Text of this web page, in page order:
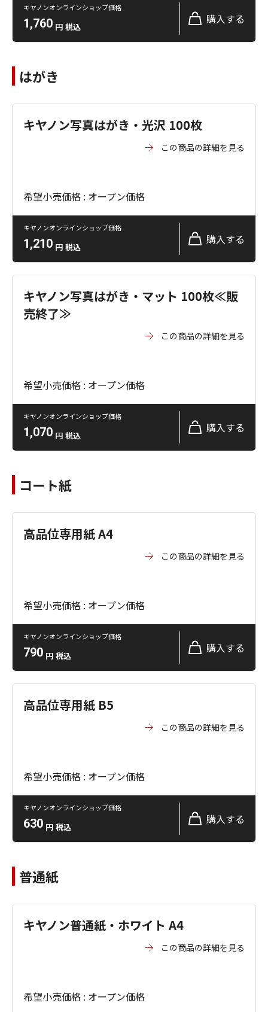
キヤノンオンラインショップ価格
1,760 円 税込
購入する
はがき
キヤノン写真はがき・光沢 100枚
この商品の詳細を見る
希望小売価格 : オープン価格
キヤノンオンラインショップ価格
1,210 円 税込
購入する
キヤノン写真はがき・マット 100枚≪販
売終了≫
この商品の詳細を見る
希望小売価格 : オープン価格
キヤノンオンラインショップ価格
1,070 円 税込
購入する
コート紙
高品位専用紙 A4
この商品の詳細を見る
希望小売価格 : オープン価格
キヤノンオンラインショップ価格
790 円 税込
購入する
高品位専用紙 B5
この商品の詳細を見る
希望小売価格 : オープン価格
キヤノンオンラインショップ価格
630 円 税込
購入する
普通紙
キヤノン普通紙・ホワイト A4
この商品の詳細を見る
希望小売価格 : オープン価格